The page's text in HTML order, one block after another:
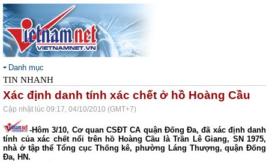
Danh mục
TIN NHANH
Xác định danh tính xác chết ở hồ Hoàng Cầu
Cập nhật lúc 09:17, 04/10/2010 (GMT+7)
-Hôm 3/10, Cơ quan CSĐT CA quận Đống Đa, đã xác định danh
tính của xác chết nổi trên hồ Hoàng Cầu là Trần Lê Giang, SN 1975,
nhà ở tập thể Tổng cục Thống kê, phường Láng Thượng, quận Đống
Đa, HN.